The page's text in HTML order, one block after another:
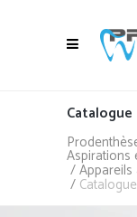
Aspirations
/
/